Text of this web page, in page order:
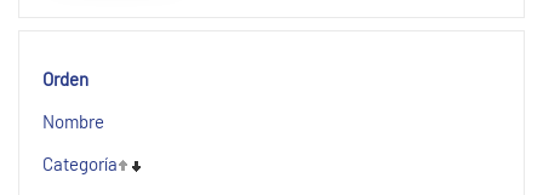
Orden
Nombre
Categoría